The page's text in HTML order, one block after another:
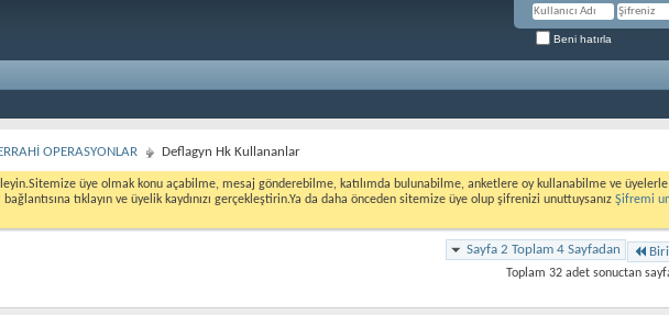
Beni hatırla
OPERASYONLAR Deflagyn Hk Kullananlar
üye olmak konu açabilme, mesaj gönderebilme, katılımda bulunabilme, anketlere oy kullanabilme ve
bağlantısına tıklayın ve üyelik kaydınızı gerçekleştirin.Ya da daha önceden sitemize üye olup şifrenizi unuttuysanız Şifremi
Sayfa 2 Toplam 4 Sayfadan
Toplam 32 adet sonuctan